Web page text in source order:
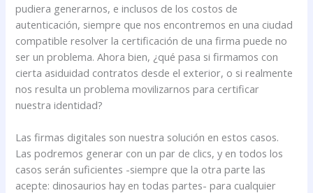
pudiera generarnos, e inclusos de los costos de
autenticación, siempre que nos encontremos en una ciudad
compatible resolver la certificación de una firma puede no
ser un problema. Ahora bien, ¿qué pasa si firmamos con
cierta asiduidad contratos desde el exterior, o si realmente
nos resulta un problema movilizarnos para certificar
nuestra identidad?
Las firmas digitales son nuestra solución en estos casos.
Las podremos generar con un par de clics, y en todos los
casos serán suficientes -siempre que la otra parte las
acepte: dinosaurios hay en todas partes- para cualquier